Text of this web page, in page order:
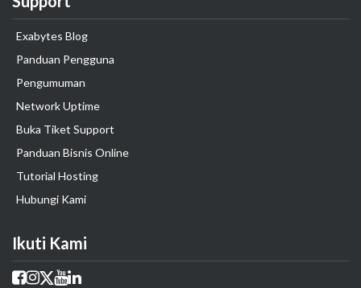
Exabytes Blog
Panduan Pengguna
Pengumuman
Network Uptime
Buka Tiket Support
Panduan Bisnis Online
Tutorial Hosting
Hubungi Kami
Ikuti Kami